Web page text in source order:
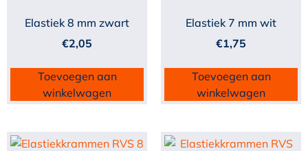
Elastiek 8 mm zwart
€2,05
Toevoegen aan
winkelwagen
Elastiek 7 mm wit
€1,75
Toevoegen aan
winkelwagen